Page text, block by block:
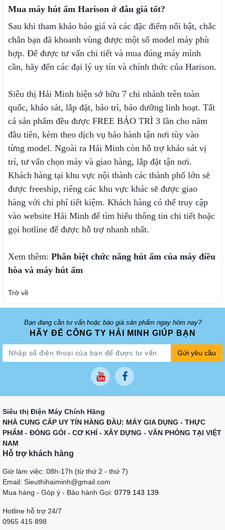
Mua máy hút ẩm Harison ở đâu giá tốt?
Sau khi tham khảo báo giá và các đặc điểm nổi bật, chắc
chắn bạn đã khoanh vùng được một số model máy phù
hợp. Để được tư vấn chi tiết và mua đúng máy mình
cần, hãy đến các đại lý uy tín và chính thức của Harison.
Siêu thị Hải Minh hiện sở hữu 7 chi nhánh trên toàn
quốc, khảo sát, lắp đặt, bảo trì, bảo dưỡng linh hoạt. Tất
cả sản phẩm đều được FREE BẢO TRÌ 3 lần cho năm
đầu tiên, kèm theo dịch vụ bảo hành tận nơi tùy vào
từng model. Ngoài ra Hải Minh còn hỗ trợ khảo sát vị
trí, tư vấn chọn máy và giao hàng, lắp đặt tận nơi.
Khách hàng tại khu vực nội thành các thành phố lớn sẽ
được freeship, riêng các khu vực khác sẽ được giao
hàng với chi phí tiết kiệm. Khách hàng có thể truy cập
vào website Hải Minh để tìm hiểu thông tin chi tiết hoặc
gọi hotline để được hỗ trợ nhanh nhất.
Xem thêm: Phân biệt chức năng hút ẩm của máy điều
hòa và máy hút ẩm
Trở về
Bạn đang cần tư vấn hoặc báo giá sản phẩm ngay hôm nay?
HÃY ĐỂ CÔNG TY HẢI MINH GIÚP BẠN
Gửi yêu cầu
Siêu thị Điện Máy Chính Hãng
NHÀ CUNG CẤP UY TÍN HÀNG ĐẦU: MÁY GIA DỤNG - THỰC
PHẨM - ĐÓNG GÓI - CƠ KHÍ - XÂY DỰNG - VĂN PHÒNG TẠI VIỆT
NAM
Hỗ trợ khách hàng
Giờ làm việc: 08h-17h (từ thứ 2 - thứ 7)
Email: Sieuthihaiminh@gmail.com
Mua hàng - Góp ý - Bảo hành Gọi: 0779 143 139
Hotline hỗ trợ 24/7
0965 415 898